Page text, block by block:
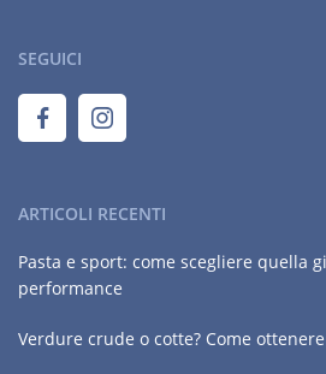
SEGUICI
ARTICOLI RECENTI
Pasta e sport: come scegliere quella
performance
Verdure crude o cotte? Come